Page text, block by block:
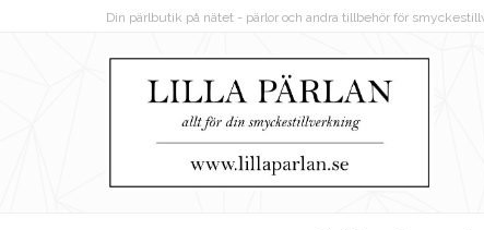
Din pärlbutik på nätet - pärlor och andra tillbehör för